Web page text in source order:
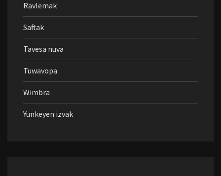
Ravlemak
Saftak
Tavesa nuva
Tuwavopa
Wimbra
Yunkeyen izvak